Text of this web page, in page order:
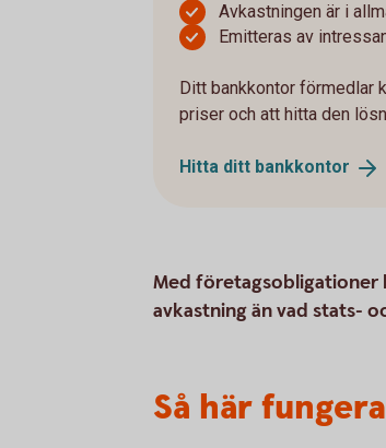
Avkastningen är i
Emitteras av
Ditt bankkontor förmedlar
priser och att hitta den
Hitta ditt bankkontor
Med företagsobligationer
avkastning än vad stats-
Så här